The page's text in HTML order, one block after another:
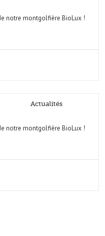
notre montgolfière BioLux !
Actualités
notre montgolfière BioLux !